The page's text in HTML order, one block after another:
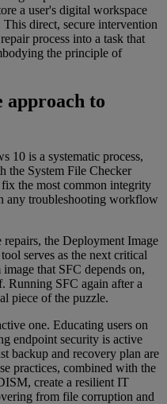
a user's digital workspace
direct, secure intervention
process into a task that
the principle of
approach to
10 is a systematic process,
the System File Checker
the most common integrity
any troubleshooting workflow
the Deployment Image
serves as the next critical
that SFC depends on,
Running SFC again after a
piece of the puzzle.
one. Educating users on
endpoint security is active
backup and recovery plan are
practices, combined with the
create a resilient IT
from file corruption and